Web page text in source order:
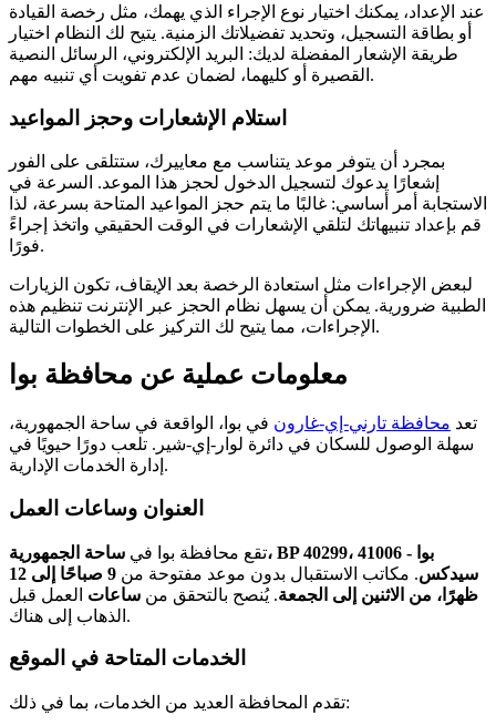
عند الإعداد، يمكنك اختيار نوع الإجراء الذي يهمك، مثل رخصة القيادة
أو بطاقة التسجيل، وتحديد تفضيلاتك الزمنية. يتيح لك النظام اختيار
طريقة الإشعار المفضلة لديك: البريد الإلكتروني، الرسائل النصية
القصيرة أو كليهما، لضمان عدم تفويت أي تنبيه مهم.
استلام الإشعارات وحجز المواعيد
بمجرد أن يتوفر موعد يتناسب مع معاييرك، ستتلقى على الفور
إشعارًا يدعوك لتسجيل الدخول لحجز هذا الموعد. السرعة في
الاستجابة أمر أساسي: غالبًا ما يتم حجز المواعيد المتاحة بسرعة، لذا
قم بإعداد تنبيهاتك لتلقي الإشعارات في الوقت الحقيقي واتخذ إجراءً
فورًا.
لبعض الإجراءات مثل استعادة الرخصة بعد الإيقاف، تكون الزيارات
الطبية ضرورية. يمكن أن يسهل نظام الحجز عبر الإنترنت تنظيم هذه
الإجراءات، مما يتيح لك التركيز على الخطوات التالية.
معلومات عملية عن محافظة بوا
تعد محافظة تارني-إي-غارون في بوا، الواقعة في ساحة الجمهورية،
سهلة الوصول للسكان في دائرة لوار-إي-شير. تلعب دورًا حيويًا في
إدارة الخدمات الإدارية.
العنوان وساعات العمل
تقع محافظة بوا في ساحة الجمهورية، BP 40299، 41006 - بوا
سيدكس. مكاتب الاستقبال بدون موعد مفتوحة من
9 صباحًا إلى 12
ظهرًا، من الاثنين إلى الجمعة. يُنصح بالتحقق من ساعات العمل قبل
الذهاب إلى هناك.
الخدمات المتاحة في الموقع
تقدم المحافظة العديد من الخدمات، بما في ذلك: